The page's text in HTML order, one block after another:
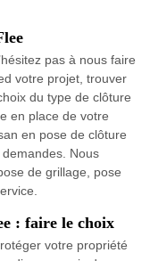
pas à nous faire
votre projet, trouver
du type de clôture
en place de votre
en pose de clôture
Nous
de grillage, pose
: faire le choix
votre propriété